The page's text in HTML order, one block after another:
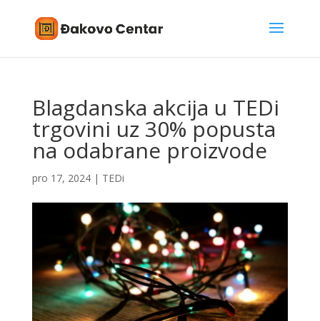
Blagdanska akcija u TEDi
trgovini uz 30% popusta
na odabrane proizvode
pro 17, 2024| TEDi